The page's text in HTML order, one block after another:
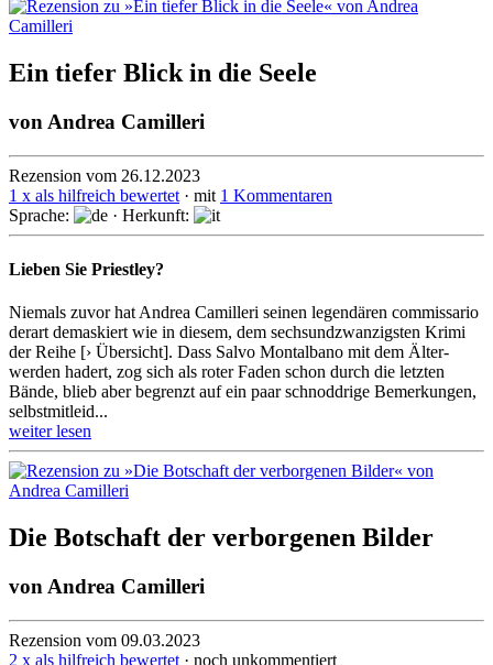
Ein tiefer Blick in die Seele
vonAndrea Camilleri
Rezension vom 26.12.2023
1 x als hilfreich bewertet · mit 1 Kommentaren
Sprache:
· Herkunft:
Lieben Sie Priestley?
Niemals zuvor hat Andrea Camilleri seinen legendären commissario
derart demaskiert wie in diesem, dem sechs­undzwan­zigsten Krimi
der Reihe [› Übersicht]. Dass Salvo Montal­bano mit dem Älter­
werden hadert, zog sich als roter Faden schon durch die letzten
Bände, blieb aber begrenzt auf ein paar schnodd­rige Bemer­kungen,
selbstmit­leid...
weiter lesen
Die Botschaft der verborgenen Bilder
vonAndrea Camilleri
Rezension vom 09.03.2023
2 x als hilfreich bewertet · noch unkommentiert